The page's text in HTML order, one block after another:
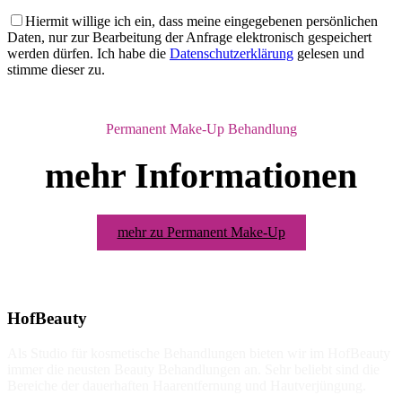
Hiermit willige ich ein, dass meine eingegebenen persönlichen
Daten, nur zur Bearbeitung der Anfrage elektronisch gespeichert
werden dürfen. Ich habe die Datenschutzerklärung gelesen und
stimme dieser zu.
Permanent Make-Up Behandlung
mehr Informationen
mehr zu Permanent Make-Up
HofBeauty